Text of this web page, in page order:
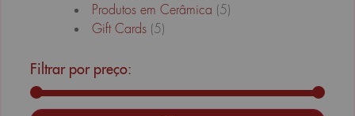
Produtos em Cerâmica (5)
Gift Cards (5)
Filtrar por preço: